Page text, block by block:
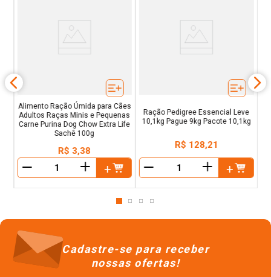
Alimento Ração Úmida para Cães
Adultos Raças Minis e Pequenas
Carne Purina Dog Chow Extra Life
Sachê 100g
R$ 3,38
＋
Ração Pedigree Essencial Leve
10,1kg Pague 9kg Pacote 10,1kg
R$ 128,21
＋
Cadastre-se para receber
nossas ofertas!